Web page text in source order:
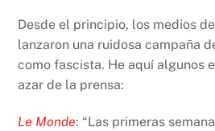
Desde el principio, los medios
lanzaron una ruidosa campaña
como fascista. He aquí algunos
azar de la prensa:
Le Monde: “Las primeras